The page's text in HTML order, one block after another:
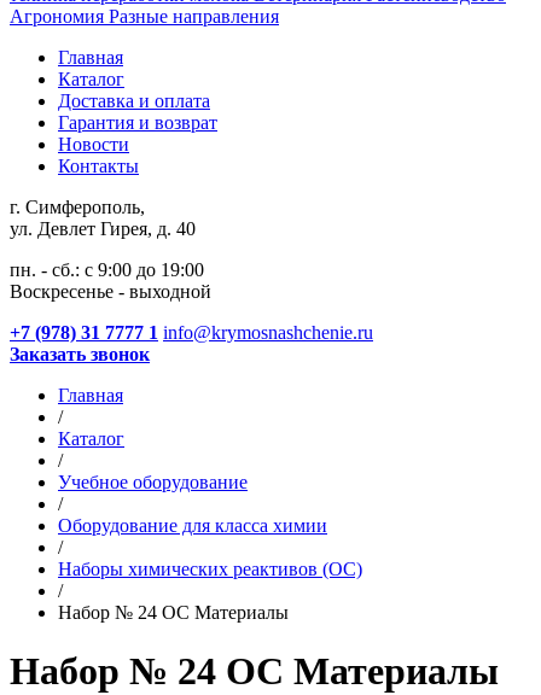
Агрономия Разные направления
Главная
Каталог
Доставка и оплата
Гарантия и возврат
Новости
Контакты
г. Симферополь,
ул. Девлет Гирея, д. 40
пн. - сб.: с 9:00 до 19:00
Воскресенье - выходной
+7 (978) 31 7777 1 info@krymosnashchenie.ru
Заказать звонок
Главная
/
Каталог
/
Учебное оборудование
/
Оборудование для класса химии
/
Наборы химических реактивов (ОС)
/
Набор № 24 ОС Материалы
Набор № 24 ОС Материалы